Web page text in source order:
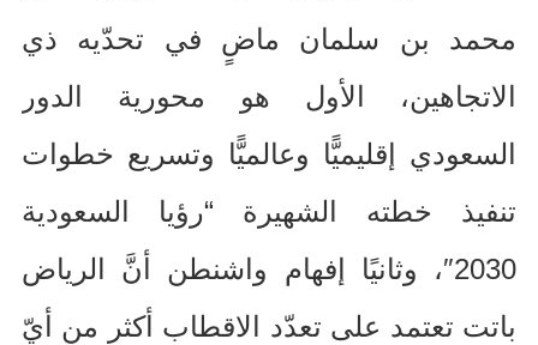
محمد بن سلمان ماضٍ في تحدّيه ذي
الاتجاهين، الأول هو محورية الدور
السعودي إقليميًّا وعالميًّا وتسريع خطوات
تنفيذ خطته الشهيرة “رؤيا السعودية
2030″ ، وثانيًا إفهام واشنطن أنَّ الرياض
باتت تعتمد على تعدّد الاقطاب أكثر من أيّ